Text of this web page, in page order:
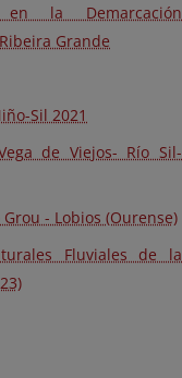
en la Demarcación
Grande
Sil 2021
de Viejos- Río Sil-
- Lobios (Ourense)
Fluviales de la